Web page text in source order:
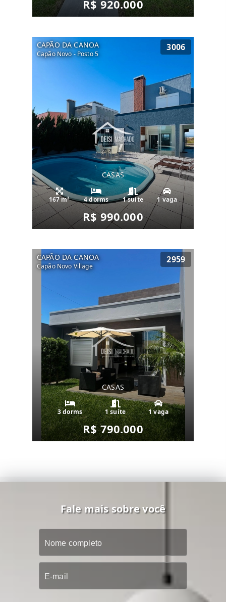
R$ 920.000
CAPÃO DA CANOA
Capão Novo - Posto 5
3006
CASAS
167 m² 4 dorms 1 suíte 1 vaga
R$ 990.000
CAPÃO DA CANOA
Capão Novo Village
2959
CASAS
3 dorms 1 suíte 1 vaga
R$ 790.000
Fale mais sobre você